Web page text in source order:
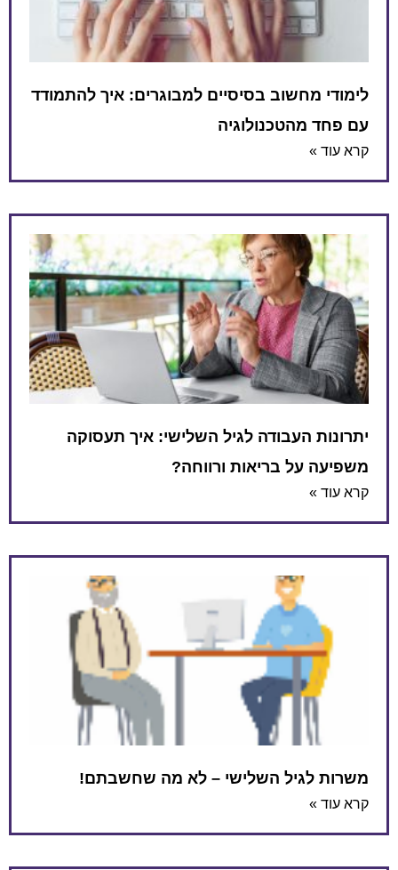
לימודי מחשוב בסיסיים למבוגרים: איך להתמודד
עם פחד מהטכנולוגיה
קרא עוד »
יתרונות העבודה לגיל השלישי: איך תעסוקה
משפיעה על בריאות ורווחה?
קרא עוד »
משרות לגיל השלישי – לא מה שחשבתם!
קרא עוד »